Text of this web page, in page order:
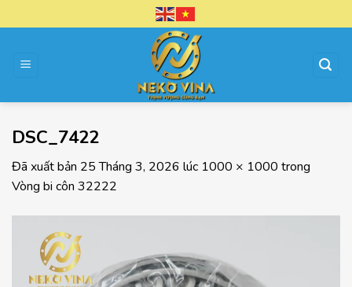
đến
dung
DSC_7422
Đã xuất bản 25 Tháng 3, 2026 lúc 1000 × 1000 trong
Vòng bi côn 32222